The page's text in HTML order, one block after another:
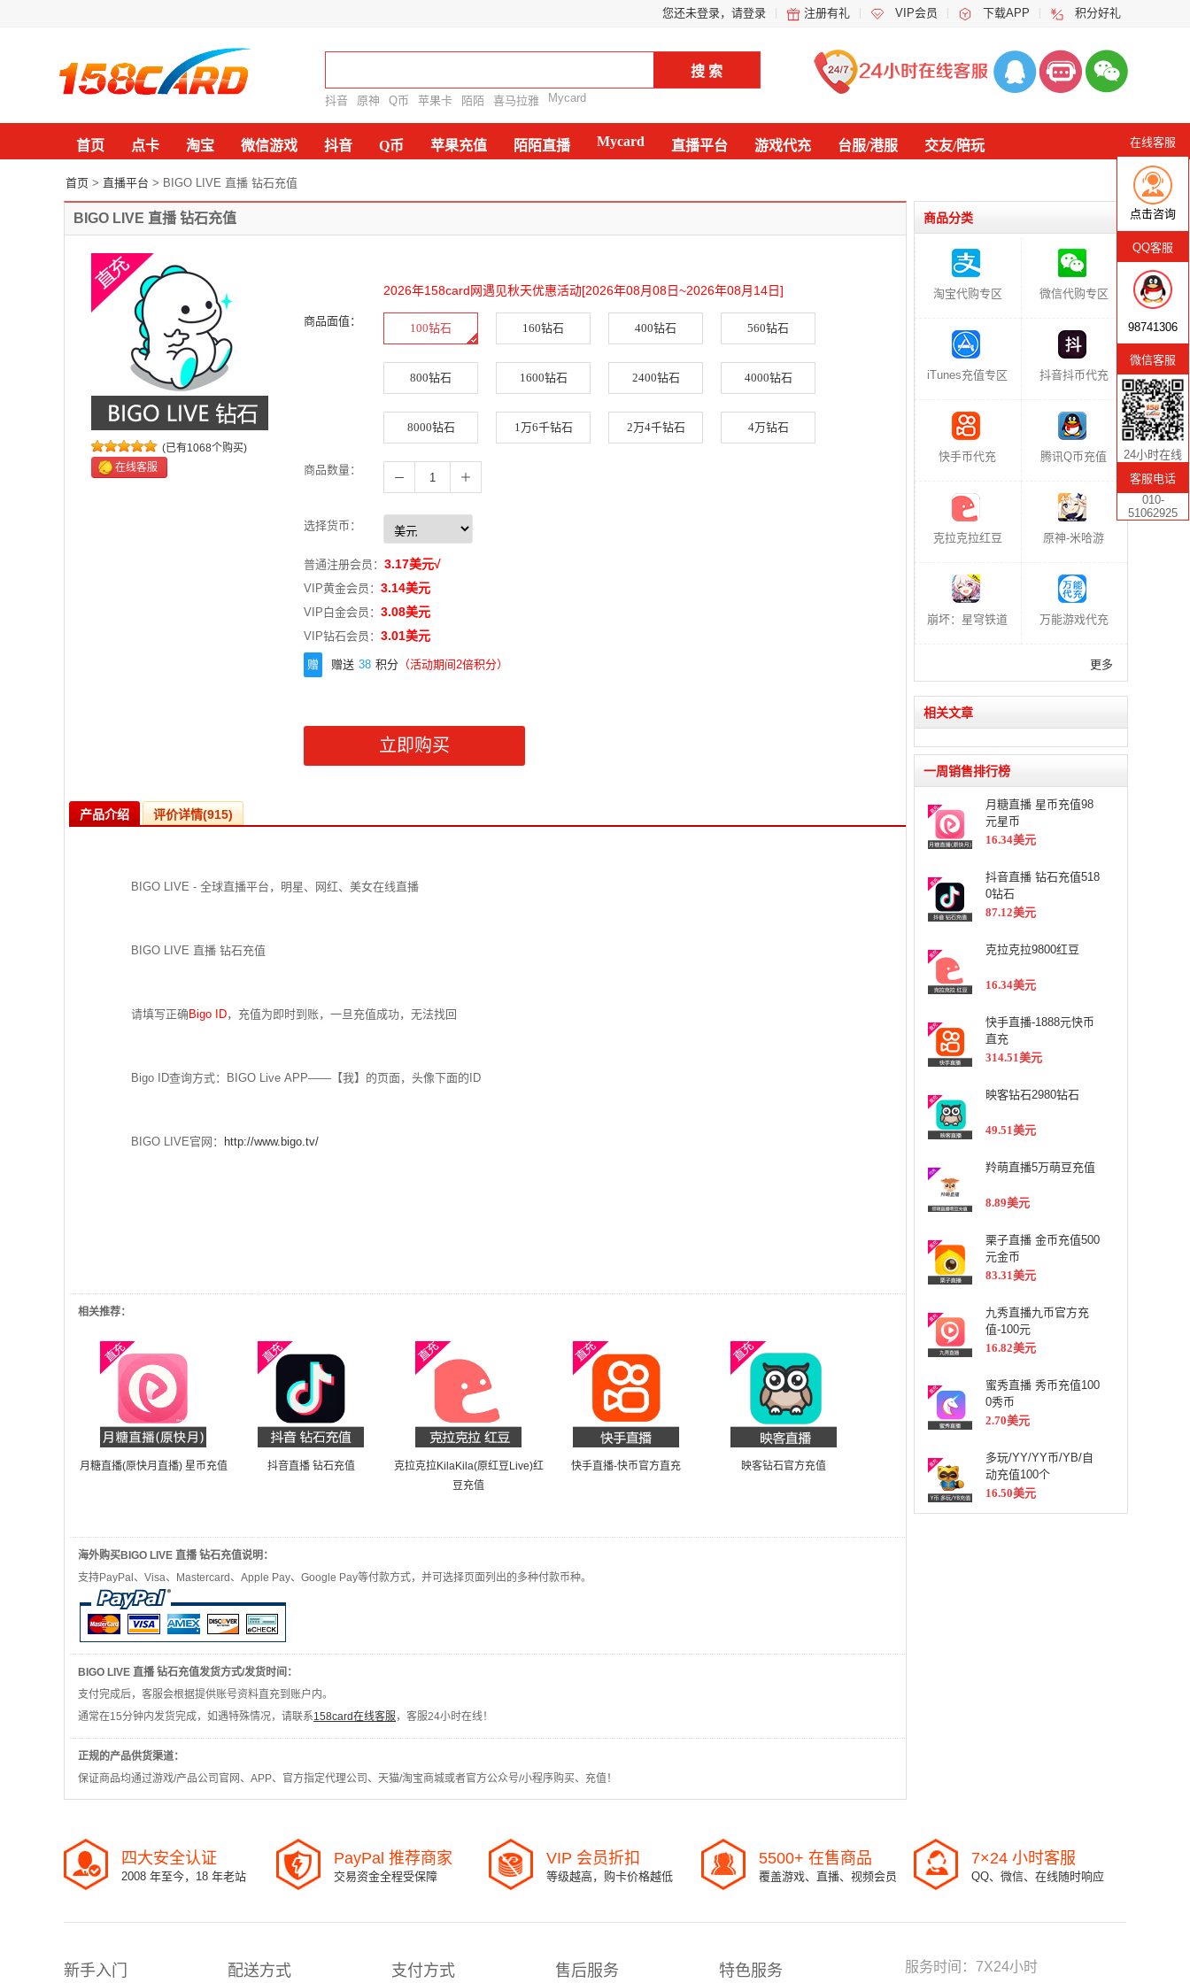
您还未登录，请登录 注册有礼 VIP会员 下载APP 积分好礼
抖音 原神 Q币 苹果卡 陌陌 喜马拉雅 Mycard
首页 点卡 淘宝 微信游戏 抖音 Q币 苹果充值 陌陌直播 Mycard 直播平台 游戏代充 台服/港服 交友/陪玩
首页 > 直播平台 > BIGO LIVE 直播 钻石充值
商品分类
淘宝代购专区 微信代购专区
iTunes充值专区 抖音抖币代充
快手币代充 腾讯Q币充值
克拉克拉红豆 原神-米哈游
崩坏：星穹铁道 万能游戏代充
更多
相关文章
一周销售排行榜
月糖直播 星币充值98
元星币
16.34美元
抖音直播 钻石充值518
0钻石
87.12美元
克拉克拉9800红豆
16.34美元
快手直播-1888元快币
直充
314.51美元
映客钻石2980钻石
49.51美元
羚萌直播5万萌豆充值
8.89美元
栗子直播 金币充值500
元金币
83.31美元
九秀直播九币官方充
值-100元
16.82美元
蜜秀直播 秀币充值100
0秀币
2.70美元
多玩/YY/YY币/YB/自
动充值100个
16.50美元
BIGO LIVE 直播 钻石充值
(已有1068个购买)
在线客服
2026年158card网遇见秋天优惠活动[2026年08月08日~2026年08月14日]
商品面值：
100钻石 160钻石 400钻石 560钻石
800钻石 1600钻石 2400钻石 4000钻石
8000钻石 1万6千钻石 2万4千钻石 4万钻石
商品数量：
选择货币：
普通注册会员： 3.17美元√
VIP黄金会员： 3.14美元
VIP白金会员： 3.08美元
VIP钻石会员： 3.01美元
赠 赠送 38 积分 （活动期间2倍积分）
产品介绍 评价详情(915)
BIGO LIVE - 全球直播平台，明星、网红、美女在线直播
BIGO LIVE 直播 钻石充值
请填写正确 Bigo ID，充值为即时到账，一旦充值成功，无法找回
Bigo ID查询方式：BIGO Live APP——【我】的页面，头像下面的ID
BIGO LIVE官网： http://www.bigo.tv/
相关推荐：
月糖直播(原快月直播) 星币充值 抖音直播 钻石充值
克拉克拉KilaKila(原红豆Live)红
豆充值
快手直播-快币官方直充 映客钻石官方充值
海外购买BIGO LIVE 直播 钻石充值说明：
支持PayPal、Visa、Mastercard、Apple Pay、Google Pay等付款方式，并可选择页面列出的多种付款币种。
BIGO LIVE 直播 钻石充值发货方式/发货时间：
支付完成后，客服会根据提供账号资料直充到账户内。
通常在15分钟内发货完成，如遇特殊情况，请联系158card在线客服，客服24小时在线！
正规的产品供货渠道：
保证商品均通过游戏/产品公司官网、APP、官方指定代理公司、天猫/淘宝商城或者官方公众号/小程序购买、充值！
四大安全认证
2008 年至今，18 年老站
PayPal 推荐商家
交易资金全程受保障
VIP 会员折扣
等级越高，购卡价格越低
5500+ 在售商品
覆盖游戏、直播、视频会员
7×24 小时客服
QQ、微信、在线随时响应
新手入门 配送方式 支付方式 售后服务 特色服务 服务时间：7X24小时
在线客服
点击咨询
QQ客服
98741306
微信客服
24小时在线
客服电话
010-
51062925